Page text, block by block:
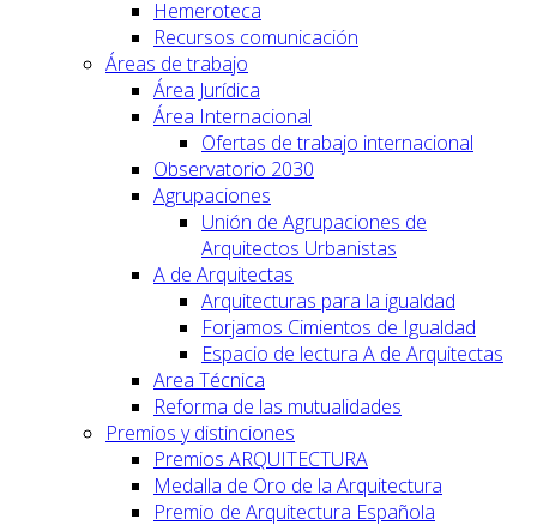
Hemeroteca
Recursos comunicación
Áreas de trabajo
Área Jurídica
Área Internacional
Ofertas de trabajo internacional
Observatorio 2030
Agrupaciones
Unión de Agrupaciones de
Arquitectos Urbanistas
A de Arquitectas
Arquitecturas para la igualdad
Forjamos Cimientos de Igualdad
Espacio de lectura A de Arquitectas
Area Técnica
Reforma de las mutualidades
Premios y distinciones
Premios ARQUITECTURA
Medalla de Oro de la Arquitectura
Premio de Arquitectura Española